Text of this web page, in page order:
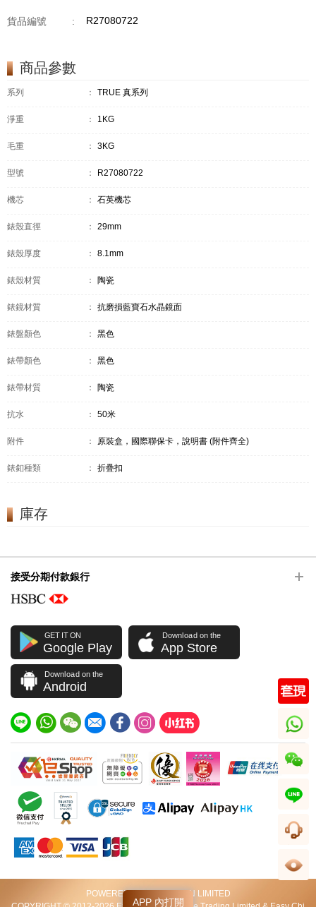
貨品編號 : R27080722
商品參數
系列 ： TRUE 真系列
淨重 ： 1KG
毛重 ： 3KG
型號 ： R27080722
機芯 ： 石英機芯
錶殼直徑 ： 29mm
錶殼厚度 ： 8.1mm
錶殼材質 ： 陶瓷
錶鏡材質 ： 抗磨損藍寶石水晶鏡面
錶盤顏色 ： 黑色
錶帶顏色 ： 黑色
錶帶材質 ： 陶瓷
抗水 ： 50米
附件 ： 原裝盒，國際聯保卡，說明書 (附件齊全)
錶釦種類 ： 折疊扣
庫存
APP 內打開
接受分期付款銀行
GET IT ON
Google Play
Download on the
App Store
Download on the
Android
POWERED BY VIP STATION LIMITED
whatsapp